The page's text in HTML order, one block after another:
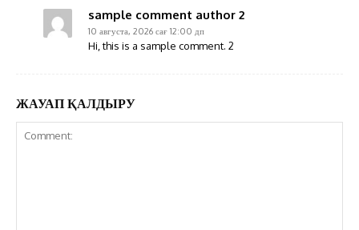
sample comment author 2
10 августа, 2026 сағ 12:00 дп
Hi, this is a sample comment. 2
ЖАУАП ҚАЛДЫРУ